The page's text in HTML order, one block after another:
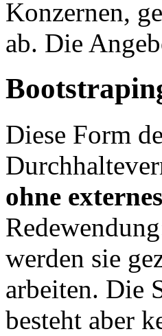
Konzernen,
ab. Die
Diese Form
ohne
werden sie
arbeiten. Die
besteht aber